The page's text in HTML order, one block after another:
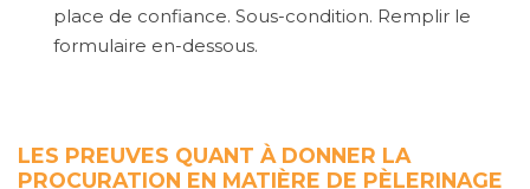
place de confiance. Sous-condition. Remplir le
formulaire en-dessous.
LES PREUVES QUANT À DONNER LA
PROCURATION EN MATIÈRE DE PÈLERINAGE